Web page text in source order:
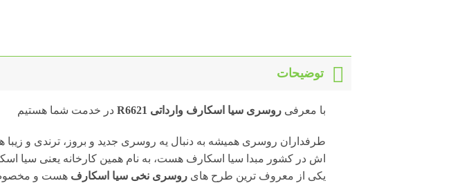
توضیحات
با معرفی روسری سیا اسکارف وارداتی R6621 در خدمت شما هستیم
طرفداران روسری همیشه به دنبال یه روسری جدید و بروز، ترندی و
اش در کشور مبدا سیا اسکارف هست، به نام همین کارخانه یعنی سیا
یکی از معروف ترین طرح های روسری نخی سیا اسکارف هست و